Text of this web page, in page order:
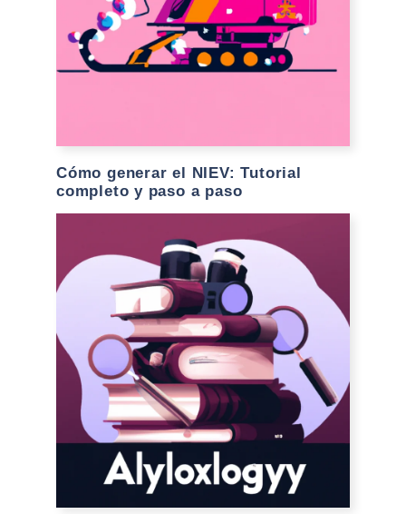
Cómo generar el NIEV: Tutorial
completo y paso a paso